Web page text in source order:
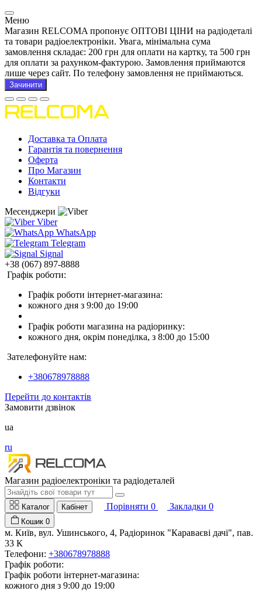
Меню
Магазин RELCOMA пропонує ОПТОВІ ЦІНИ на радіодеталі
та товари радіоелектроніки. Увага, мінімальна сума
замовлення складає: 200 грн для оплати на картку, та 500 грн
для оплати за рахунком-фактурою. Замовлення приймаются
лише через сайт. По телефону замовлення не приймаються.
Зачинити
Доставка та Оплата
Гарантія та повернення
Оферта
Про Магазин
Контакти
Відгуки
Месенджери
Viber
WhatsApp
Telegram
Signal
+38 (067) 897-8888
Графік роботи:
Графік роботи інтернет-магазина:
кожного дня з 9:00 до 19:00
Графік роботи магазина на радіоринку:
кожного дня, окрім понеділка, з 8:00 до 15:00
Зателефонуйте нам:
+380678978888
Перейти до контактів
Замовити дзвінок
ua
ru
Магазин радіоелектроніки та радіодеталей
Каталог Кабінет Порівняти 0 Закладки 0
Кошик 0
м. Київ, вул. Ушинського, 4, Радіоринок "Караваєві дачі", пав.
33 К
Телефони: +380678978888
Графік роботи:
Графік роботи інтернет-магазина:
кожного дня з 9:00 до 19:00